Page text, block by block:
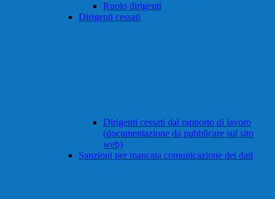
Ruolo dirigenti
Dirigenti cessati
Dirigenti cessati dal rapporto di lavoro
(documentazione da pubblicare sul sito
web)
Sanzioni per mancata comunicazione dei dati